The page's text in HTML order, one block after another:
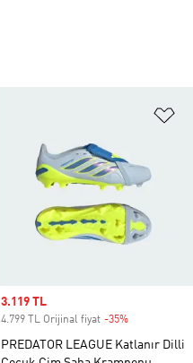
Sale price
3.119 TL
4.799 TL Orijinal fiyat -35%
PREDATOR LEAGUE Katlanır Dilli